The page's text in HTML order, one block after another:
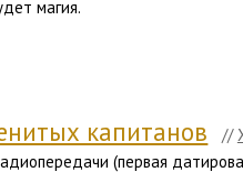
магия.
капитанов //
(первая